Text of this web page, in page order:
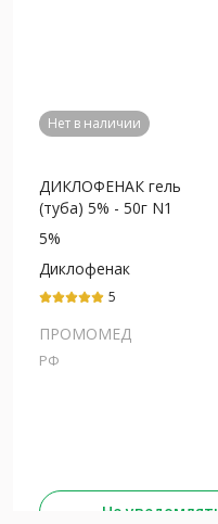
Нет в наличии
ДИКЛОФЕНАК гель
(туба) 5% - 50г N1
5%
Диклофенак
5
ПРОМОМЕД
РФ
Не уведомлять